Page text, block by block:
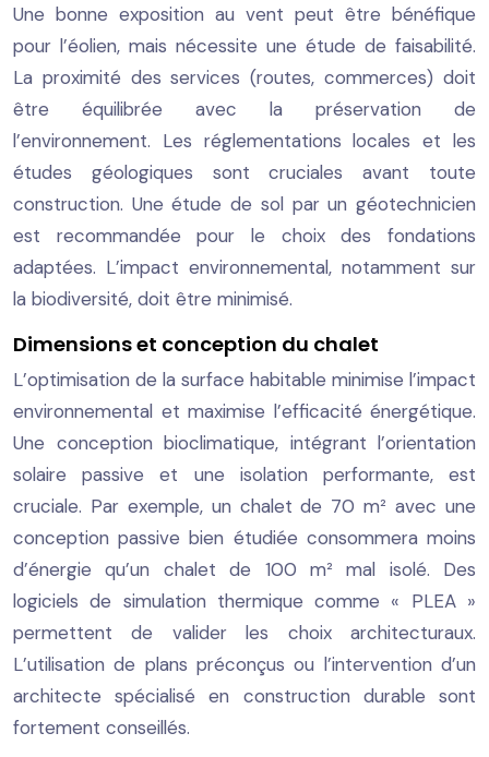
Une bonne exposition au vent peut être bénéfique
pour l’éolien, mais nécessite une étude de faisabilité.
La proximité des services (routes, commerces) doit
être équilibrée avec la préservation de
l’environnement. Les réglementations locales et les
études géologiques sont cruciales avant toute
construction. Une étude de sol par un géotechnicien
est recommandée pour le choix des fondations
adaptées. L’impact environnemental, notamment sur
la biodiversité, doit être minimisé.
Dimensions et conception du chalet
L’optimisation de la surface habitable minimise l’impact
environnemental et maximise l’efficacité énergétique.
Une conception bioclimatique, intégrant l’orientation
solaire passive et une isolation performante, est
cruciale. Par exemple, un chalet de 70 m² avec une
conception passive bien étudiée consommera moins
d’énergie qu’un chalet de 100 m² mal isolé. Des
logiciels de simulation thermique comme « PLEA »
permettent de valider les choix architecturaux.
L’utilisation de plans préconçus ou l’intervention d’un
architecte spécialisé en construction durable sont
fortement conseillés.